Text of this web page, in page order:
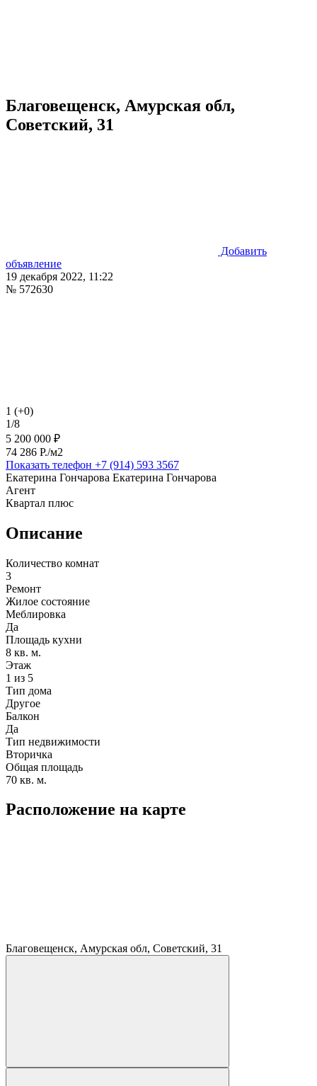
Благовещенск, Амурская обл,
Советский, 31
Добавить
объявление
19 декабря 2022, 11:22
№ 572630
1 (+0)
1/8
5 200 000 ₽
74 286 P./м2
Показать телефон +7 (914) 593 3567
Екатерина Гончарова Екатерина Гончарова
Агент
Квартал плюс
Описание
Количество комнат
3
Ремонт
Жилое состояние
Меблировка
Да
Площадь кухни
8 кв. м.
Этаж
1 из 5
Тип дома
Другое
Балкон
Да
Тип недвижимости
Вторичка
Общая площадь
70 кв. м.
Расположение на карте
Благовещенск, Амурская обл, Советский, 31